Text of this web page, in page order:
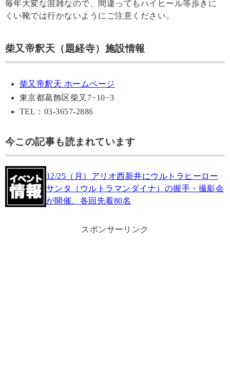
毎年大変な混雑なので、間違ってもハイヒール等歩きに
くい靴では行かないようにご注意ください。
柴又帝釈天（題経寺）施設情報
柴又帝釈天 ホームページ
東京都葛飾区柴又7−10−3
TEL：03-3657-2886
今この記事も読まれています
12/25（月）アリオ西新井にウルトラヒーロー
サンタ（ウルトラマンダイナ）の握手・撮影会
が開催、各回先着80名
スポンサーリンク